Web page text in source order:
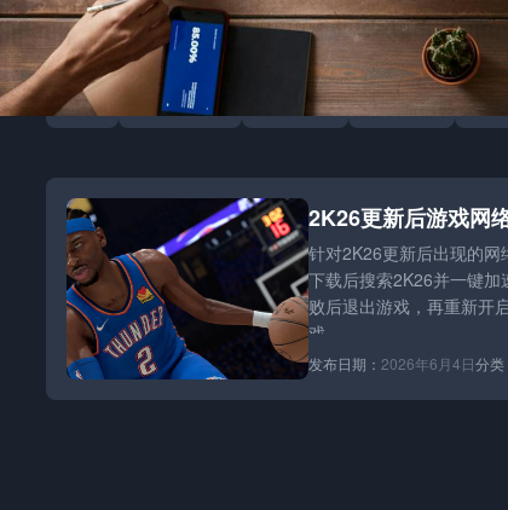
首页 / 2K26连接失败
全部 加速器攻略 团队博客 游戏资讯 行
2K26更新后游戏网
针对2K26更新后出现的网
下载后搜索2K26并一键加
败后退出游戏，再重新开
戏。
发布日期： 2026年6月4日分类